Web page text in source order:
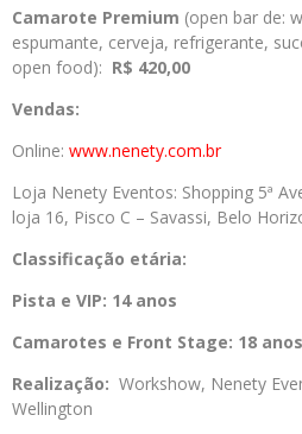
Camarote Premium (open bar de:
espumante, cerveja, refrigerante,
open food): R$ 420,00
Vendas:
Online: www.nenety.com.br
Loja Nenety Eventos: Shopping 5ª
loja 16, Pisco C – Savassi, Belo
Classificação etária:
Pista e VIP: 14 anos
Camarotes e Front Stage: 18 anos
Realização: Workshow, Nenety
Wellington